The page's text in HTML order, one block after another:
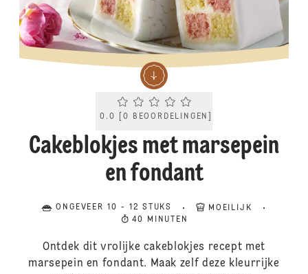
Current rating 0.0. Click to rate.
0.0 [0 BEOORDELINGEN
Cakeblokjes met marsepein
en fondant
ONGEVEER 10 - 12 STUKS
MOEILIJK
40 MINUTEN
Ontdek dit vrolijke cakeblokjes recept met
marsepein en fondant. Maak zelf deze kleurrijke